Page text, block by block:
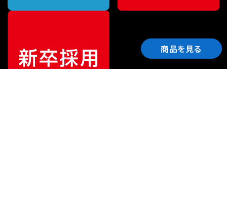
商品を見る